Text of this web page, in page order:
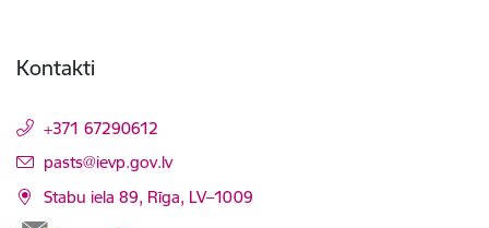
Kontakti
+371 67290612
E-pasts:
pasts@ievp.gov.lv
Stabu iela 89, Rīga, LV–1009